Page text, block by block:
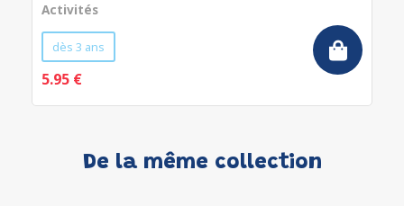
Activités
dès 3 ans
5.95 €
De la même collection